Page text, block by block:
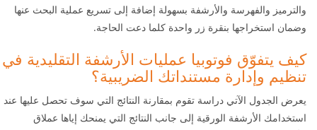
والترميز والفهرسة والأرشفة بسهولة إضافة إلى تسريع عملية البحث عنها
وضمان استخراجها بنقرة زر واحدة كلما دعت الحاجة.
كيف يتفوّق فوتوبيا عمليات الأرشفة التقليدية في
تنظيم وإدارة مستنداتك الضريبية؟
يعرض الجدول الآتي دراسة تقوم بمقارنة النتائج التي سوف تحصل عليها عند
استخدامك الأرشفة الورقية إلى جانب النتائج التي يمنحك إياها عملاق